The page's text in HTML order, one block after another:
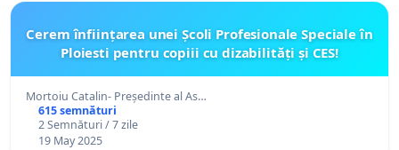
Cerem înființarea unei Școli Profesionale Speciale în
Ploiesti pentru copiii cu dizabilități și CES!
Mortoiu Catalin- Președinte al As…
615 semnături
2 Semnături / 7 zile
19 May 2025